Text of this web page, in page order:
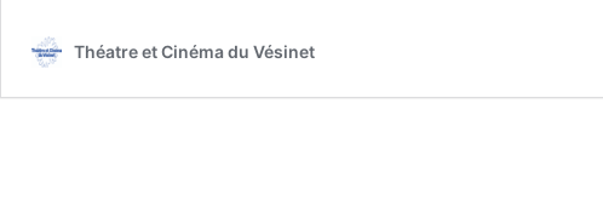
Théatre et Cinéma du Vésinet